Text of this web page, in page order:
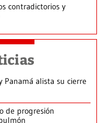
contradictorios y
Panamá alista su cierre
de progresión